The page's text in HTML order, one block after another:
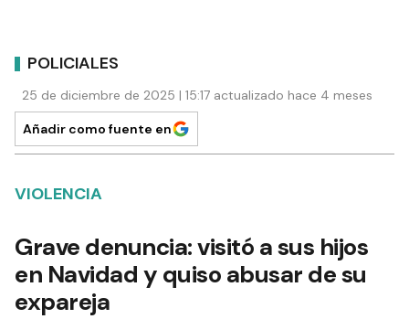
POLICIALES
25 de diciembre de 2025 | 15:17 actualizado hace 4 meses
Añadir como fuente en
VIOLENCIA
Grave denuncia: visitó a sus hijos
en Navidad y quiso abusar de su
expareja